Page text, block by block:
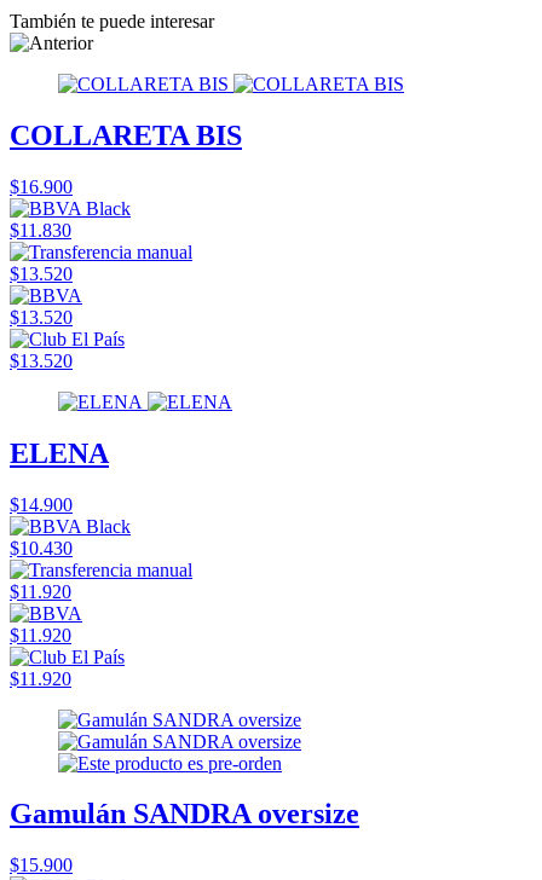
También te puede interesar
COLLARETA BIS
$16.900
$11.830
$13.520
$13.520
$13.520
ELENA
$14.900
$10.430
$11.920
$11.920
$11.920
Gamulán SANDRA oversize
$15.900